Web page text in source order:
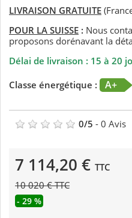
LIVRAISON GRATUITE
POUR LA SUISSE : Nous
proposons dorénavant la
Délai de livraison : 15 à 20
Classe énergétique :
A+
0/5 - 0 Avis
7 114,20 € TTC
10 020 € TTC
- 29 %